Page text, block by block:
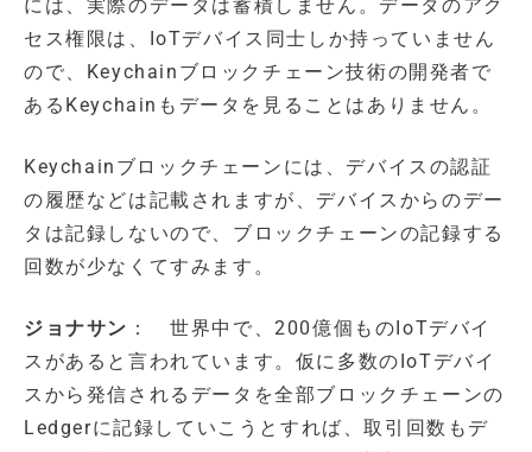
には、実際のデータは蓄積しません。データのアク
セス権限は、IoTデバイス同士しか持っていません
ので、Keychainブロックチェーン技術の開発者で
あるKeychainもデータを見ることはありません。
Keychainブロックチェーンには、デバイスの認証
の履歴などは記載されますが、デバイスからのデー
タは記録しないので、ブロックチェーンの記録する
回数が少なくてすみます。
ジョナサン ： 世界中で、200億個ものIoTデバイ
スがあると言われています。仮に多数のIoTデバイ
スから発信されるデータを全部ブロックチェーンの
Ledgerに記録していこうとすれば、取引回数もデ